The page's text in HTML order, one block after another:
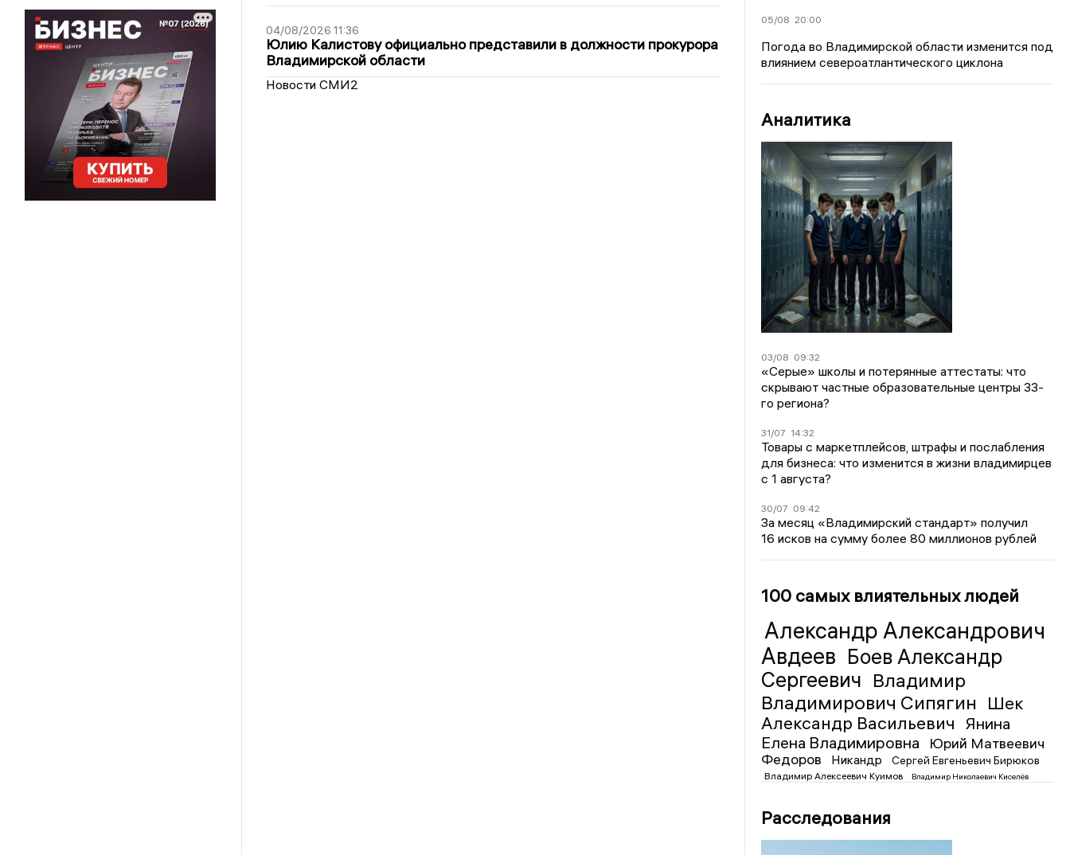
04/08/2026 11:36
Юлию Калистову официально представили в должности прокурора
Владимирской области
Новости СМИ2
05/08 20:00
Погода во Владимирской области изменится под
влиянием североатлантического циклона
Аналитика
03/08 09:32
«Серые» школы и потерянные аттестаты: что
скрывают частные образовательные центры 33-
го региона?
31/07 14:32
Товары с маркетплейсов, штрафы и послабления
для бизнеса: что изменится в жизни владимирцев
с 1 августа?
30/07 09:42
За месяц «Владимирский стандарт» получил
16 исков на сумму более 80 миллионов рублей
100 самых влиятельных людей
Александр Александрович
Авдеев Боев Александр
Сергеевич Владимир
Владимирович Сипягин Шек
Александр Васильевич
Янина
Елена Владимировна
Юрий Матвеевич
Федоров
Никандр Сергей Евгеньевич Бирюков
Владимир Алексеевич Куимов Владимир Николаевич Киселёв
Расследования